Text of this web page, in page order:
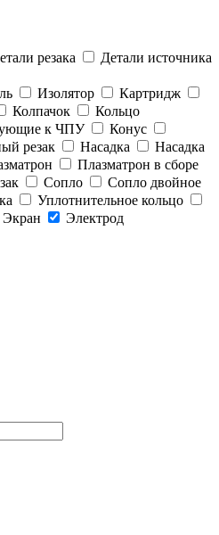
резака
Детали источника
Изолятор
Картридж
Колпачок
Кольцо
к ЧПУ
Конус
резак Насадка
Насадка
Плазматрон в сборе
Сопло
Сопло двойное
Уплотнительное кольцо
Экран
Электрод